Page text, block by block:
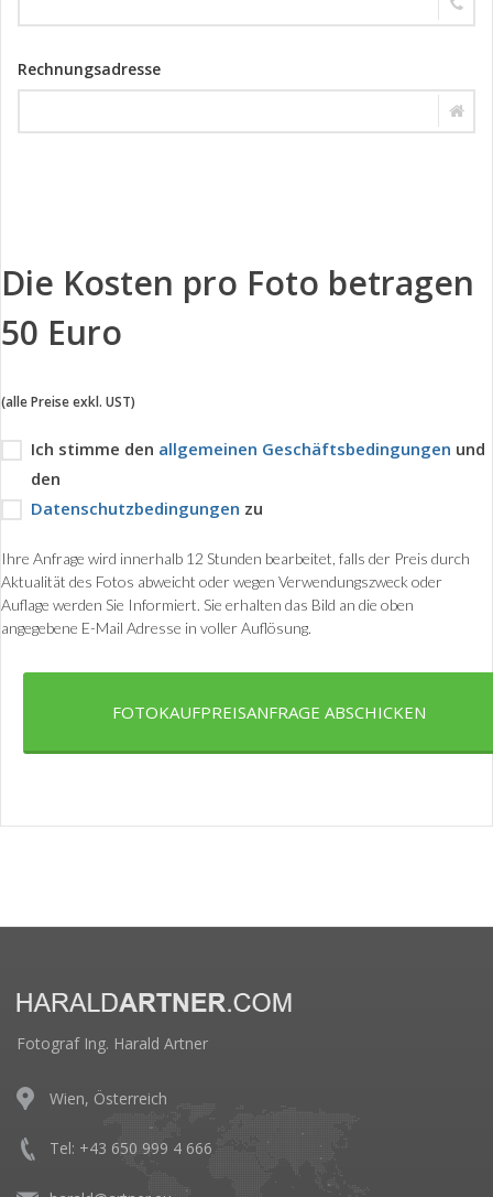
Rechnungsadresse
Die Kosten pro Foto betragen
50 Euro
(alle Preise exkl. UST)
Ich stimme den allgemeinen Geschäftsbedingungen und
den
Datenschutzbedingungen zu
Ihre Anfrage wird innerhalb 12 Stunden bearbeitet, falls der Preis durch
Aktualität des Fotos abweicht oder wegen Verwendungszweck oder
Auflage werden Sie Informiert. Sie erhalten das Bild an die oben
angegebene E-Mail Adresse in voller Auflösung.
FOTOKAUFPREISANFRAGE ABSCHICKEN
Fotograf Ing. Harald Artner
Wien, Österreich
Tel: +43 650 999 4 666